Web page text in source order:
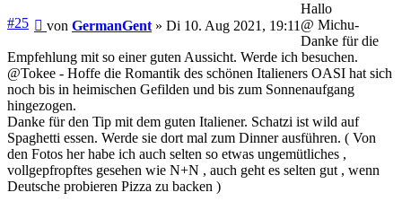
#25 Beitrag
von GermanGent» Di 10. Aug 2021, 19:11
Hallo
@ Michu-
Danke für die
Empfehlung mit so einer guten Aussicht. Werde ich besuchen.
@Tokee - Hoffe die Romantik des schönen Italieners OASI hat sich
noch bis in heimischen Gefilden und bis zum Sonnenaufgang
hingezogen.
Danke für den Tip mit dem guten Italiener. Schatzi ist wild auf
Spaghetti essen. Werde sie dort mal zum Dinner ausführen. ( Von
den Fotos her habe ich auch selten so etwas ungemütliches ,
vollgepfropftes gesehen wie N+N , auch geht es selten gut , wenn
Deutsche probieren Pizza zu backen )